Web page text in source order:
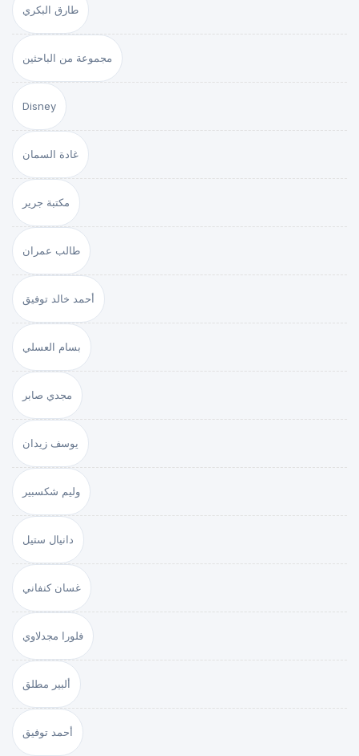
طارق البكري
مجموعة من الباحثين
Disney
غادة السمان
مكتبة جرير
طالب عمران
أحمد خالد توفيق
بسام العسلي
مجدي صابر
يوسف زيدان
وليم شكسبير
دانيال ستيل
غسان كنفاني
فلورا مجدلاوي
ألبير مطلق
أحمد توفيق